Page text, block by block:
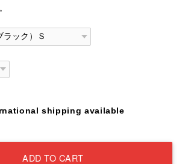
shipping available
ADD TO CART